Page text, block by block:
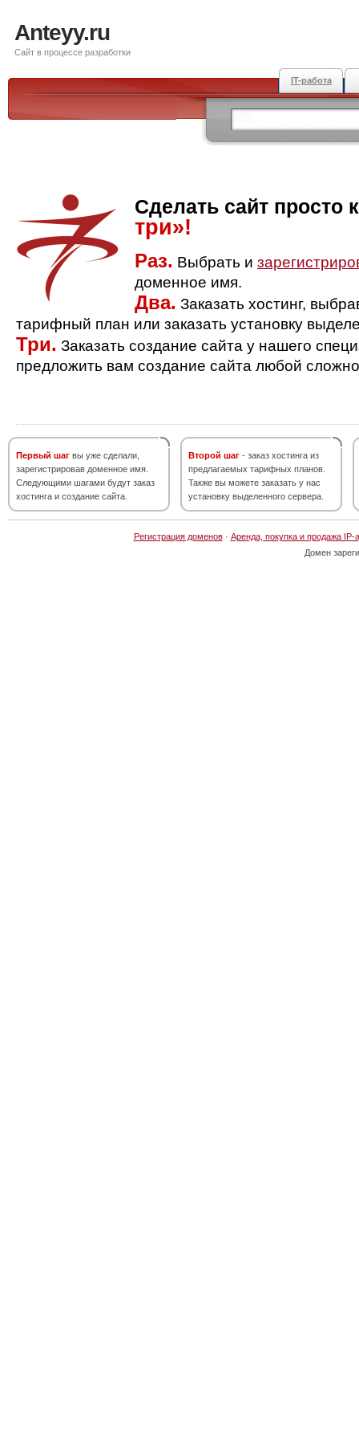
Anteyy.ru
Сайт в процессе разработки
IT-работа
Сделать сайт просто
три»!
Раз. Выбрать и
доменное имя.
Два. Заказать хостинг,
тарифный план или заказать установку
Три. Заказать создание сайта у нашего
предложить вам создание сайта любой
Первый шаг вы уже сделали,
зарегистрировав доменное имя.
Следующими шагами будут заказ
хостинга и создание сайта.
Второй шаг - заказ хостинга из
предлагаемых тарифных планов.
Также вы можете заказать у нас
установку выделенного сервера.
Регистрация доменов· Аренда, покупка и продажа IP-
Домен